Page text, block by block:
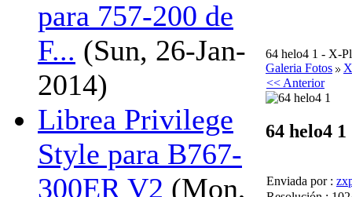
para 757-200 de
F... (Sun, 26-Jan-
2014)
Librea Privilege
Style para B767-
300ER V2 (Mon,
64 helo4 1 - X-
Galeria Fotos
<< Anterior
64 helo4 1
Enviada por :